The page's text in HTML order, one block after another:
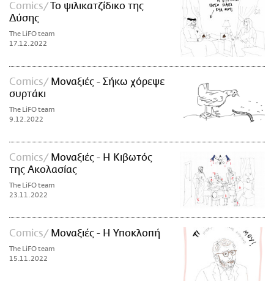
Comics
To ψιλικατζίδικο της
Δύσης
The LiFO team
17.12.2022
Comics
Μοναξιές - Σήκω χόρεψε
συρτάκι
The LiFO team
9.12.2022
Comics
Μοναξιές - Η Κιβωτός
της Ακολασίας
The LiFO team
23.11.2022
Comics Μοναξιές - Η Υποκλοπή
The LiFO team
15.11.2022